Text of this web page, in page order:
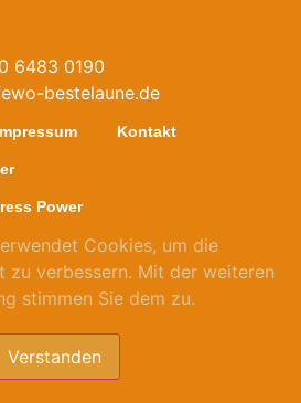
6483 0190
bestelaune.de
Kontakt
Power
PRÜFEN
Ihren geplanten Aufenthalt in
„Beste Laune“
Cookies, um die
zu verbessern. Mit der weiteren
stimmen Sie dem zu.
Verstanden